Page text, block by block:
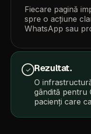
Fiecare pagină
spre o acțiune
WhatsApp sau
✓ Rezultat.
O
gândită pentru
pacienți care